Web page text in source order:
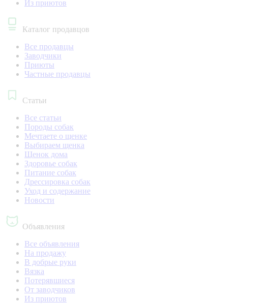
Из приютов
Каталог продавцов
Все продавцы
Заводчики
Приюты
Частные продавцы
Статьи
Все статьи
Породы собак
Мечтаете о щенке
Выбираем щенка
Щенок дома
Здоровье собак
Питание собак
Дрессировка собак
Уход и содержание
Новости
Объявления
Все объявления
На продажу
В добрые руки
Вязка
Потерявшиеся
От заводчиков
Из приютов